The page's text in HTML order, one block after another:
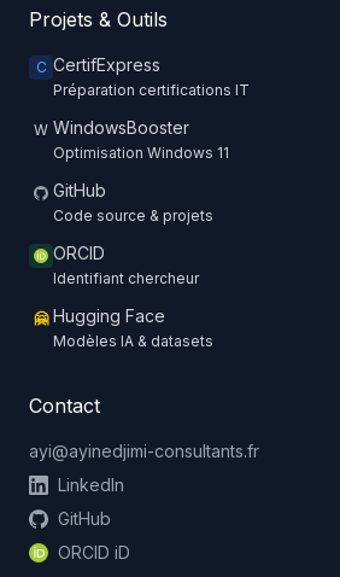
Projets & Outils
C CertifExpress
Préparation certifications IT
W WindowsBooster
Optimisation Windows 11
GitHub
Code source & projets
ORCID
Identifiant chercheur
🤗 Hugging Face
Modèles IA & datasets
Contact
ayi@ayinedjimi-consultants.fr
LinkedIn
GitHub
ORCID iD